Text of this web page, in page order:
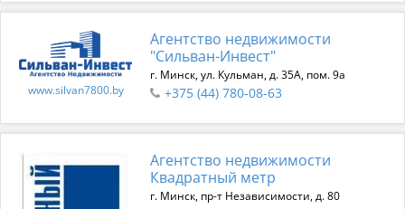
www.silvan7800.by
Агентство недвижимости
"Сильван-Инвест"
г. Минск, ул. Кульман, д. 35А, пом. 9а
+375 (44) 780-08-63
Агентство недвижимости
Квадратный метр
г. Минск, пр-т Независимости, д. 80